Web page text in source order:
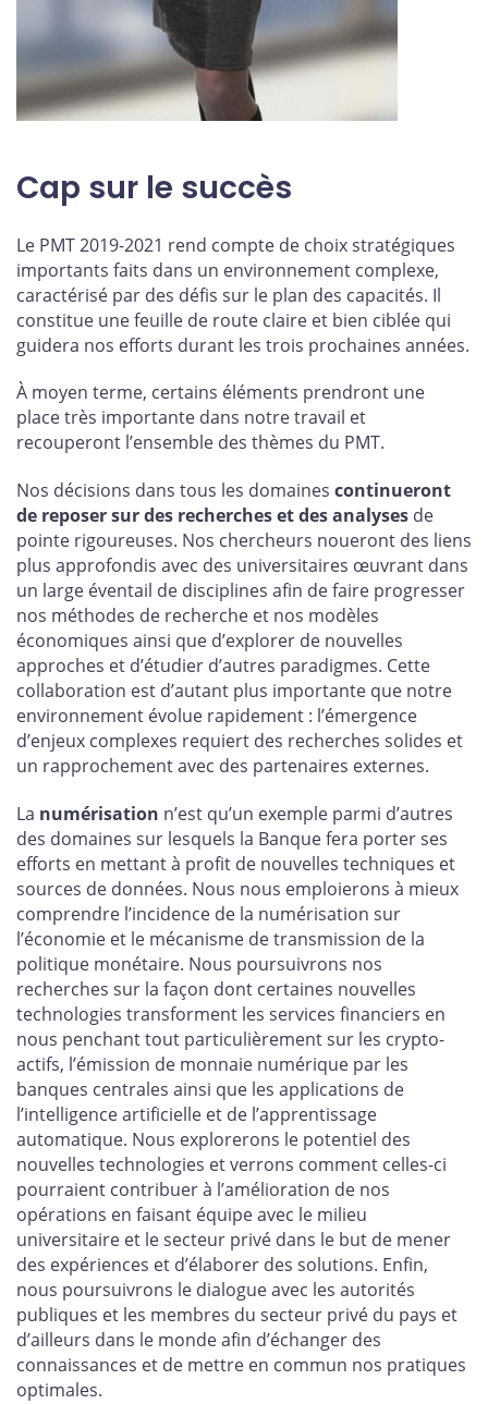
Cap sur le succès
Le PMT 2019-2021 rend compte de choix stratégiques
importants faits dans un environnement complexe,
caractérisé par des défis sur le plan des capacités. Il
constitue une feuille de route claire et bien ciblée qui
guidera nos efforts durant les trois prochaines années.
À moyen terme, certains éléments prendront une
place très importante dans notre travail et
recouperont l’ensemble des thèmes du PMT.
Nos décisions dans tous les domaines continueront
de reposer sur des recherches et des analyses de
pointe rigoureuses. Nos chercheurs noueront des liens
plus approfondis avec des universitaires œuvrant dans
un large éventail de disciplines afin de faire progresser
nos méthodes de recherche et nos modèles
économiques ainsi que d’explorer de nouvelles
approches et d’étudier d’autres paradigmes. Cette
collaboration est d’autant plus importante que notre
environnement évolue rapidement : l’émergence
d’enjeux complexes requiert des recherches solides et
un rapprochement avec des partenaires externes.
La numérisation n’est qu’un exemple parmi d’autres
des domaines sur lesquels la Banque fera porter ses
efforts en mettant à profit de nouvelles techniques et
sources de données. Nous nous emploierons à mieux
comprendre l’incidence de la numérisation sur
l’économie et le mécanisme de transmission de la
politique monétaire. Nous poursuivrons nos
recherches sur la façon dont certaines nouvelles
technologies transforment les services financiers en
nous penchant tout particulièrement sur les crypto-
actifs, l’émission de monnaie numérique par les
banques centrales ainsi que les applications de
l’intelligence artificielle et de l’apprentissage
automatique. Nous explorerons le potentiel des
nouvelles technologies et verrons comment celles-ci
pourraient contribuer à l’amélioration de nos
opérations en faisant équipe avec le milieu
universitaire et le secteur privé dans le but de mener
des expériences et d’élaborer des solutions. Enfin,
nous poursuivrons le dialogue avec les autorités
publiques et les membres du secteur privé du pays et
d’ailleurs dans le monde afin d’échanger des
connaissances et de mettre en commun nos pratiques
optimales.